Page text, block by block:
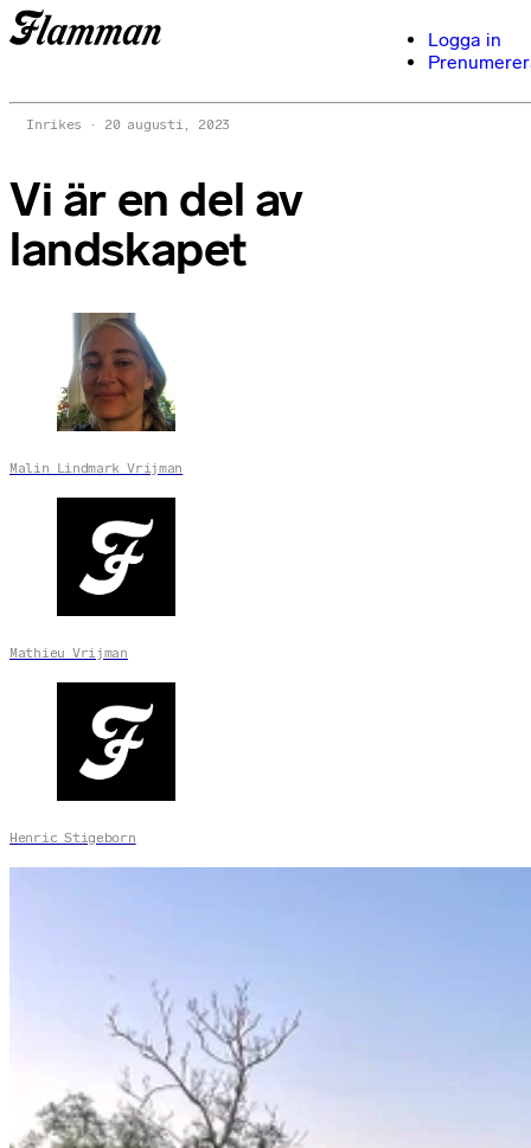
Logga in
Inrikes 20 augusti, 2023
Vi är en del av
landskapet
Malin Lindmark Vrijman
Mathieu Vrijman
Henric Stigeborn